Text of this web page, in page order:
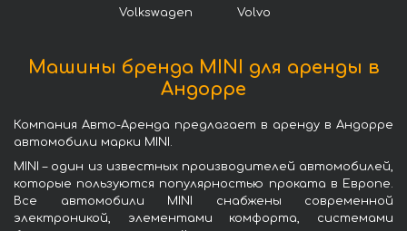
Volkswagen Volvo
Машины бренда MINI для аренды в
Андорре
Компания Авто-Аренда предлагает в аренду в Андорре
автомобили марки MINI.
MINI – один из известных производителей автомобилей,
которые пользуются популярностью проката в Европе.
Все автомобили MINI снабжены современной
электроникой, элементами комфорта, системами